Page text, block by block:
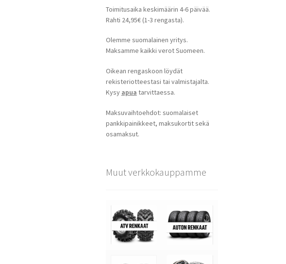
Toimitusaika keskimäärin 4-6 päivää.
Rahti 24,95€ (1-3 rengasta).
Olemme suomalainen yritys.
Maksamme kaikki verot Suomeen.
Oikean rengaskoon löydät
rekisteriotteestasi tai valmistajalta.
Kysy apua tarvittaessa.
Maksuvaihtoehdot: suomalaiset
pankkipainikkeet, maksukortit sekä
osamaksut.
Muut verkkokauppamme